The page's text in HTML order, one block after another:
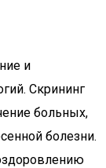
и
Скрининг
больных,
болезни.